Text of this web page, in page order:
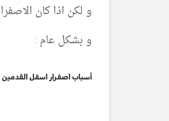
و لكن اذا كان
و بشكل عام :
أسباب اصفرار اسفل القدمين